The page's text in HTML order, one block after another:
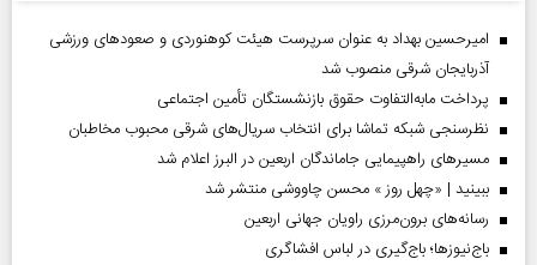
امیرحسین بهداد به عنوان سرپرست هیئت کوهنوردی و صعودهای ورزشی
آذربایجان شرقی منصوب شد
پرداخت مابه‌التفاوت حقوق بازنشستگان تأمین اجتماعی
نظرسنجی شبکه تماشا برای انتخاب سریال‌های شرقی محبوب مخاطبان
مسیر‌های راهپیمایی جاماندگان اربعین در البرز اعلام شد
ببینید | «چهل روز » محسن چاووشی منتشر شد
رسانه‌های برون‌مرزی راویان جهانی اربعین
باج‌نیوزها؛ باج‌گیری در لباس افشاگری